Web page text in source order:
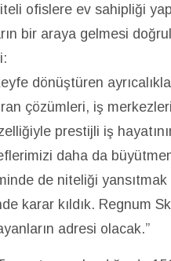
ofislere ev sahipliği
bir araya gelmesi
dönüştüren
çözümleri, iş
prestijli iş
daha da
de niteliği
karar kıldık. Regnum
adresi olacak.”